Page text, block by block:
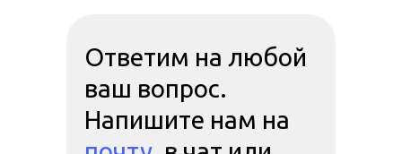
Ответим на любой
ваш вопрос.
Напишите нам на